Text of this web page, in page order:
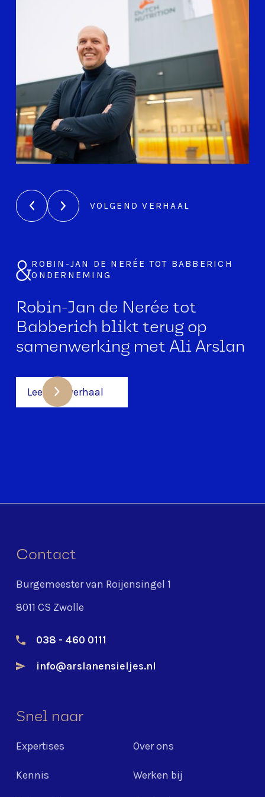
VOLGEND VERHAAL
ROBIN-JAN DE NERÉE TOT BABBERICH
ONDERNEMING
Robin-Jan de Nerée tot
Babberich blikt terug op
samenwerking met Ali Arslan
Lees het verhaal
VOLGEND VERHAAL
ARIE & ANNETTE VAN VLIET
EIGENAREN
"De kracht van Arslan &
partners advocaten is de
combinatie van een
taal en constante
eerlijkheid."
Contact
Burgemeester van Roijensingel 1
8011 CS Zwolle
038 - 460 0111
info@arslanensieljes.nl
Snel naar
Expertises Over ons
Kennis Werken bij